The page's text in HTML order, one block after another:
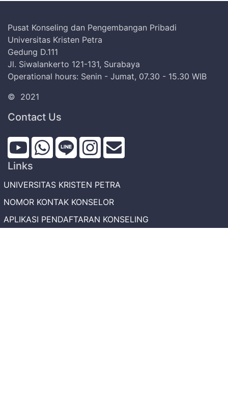
Pusat Konseling dan Pengembangan Pribadi
Universitas Kristen Petra
Gedung D.111
Jl. Siwalankerto 121-131, Surabaya
Operational hours: Senin - Jumat, 07.30 - 15.30 WIB
© 2021
Contact Us
Links
UNIVERSITAS KRISTEN PETRA
NOMOR KONTAK KONSELOR
APLIKASI PENDAFTARAN KONSELING